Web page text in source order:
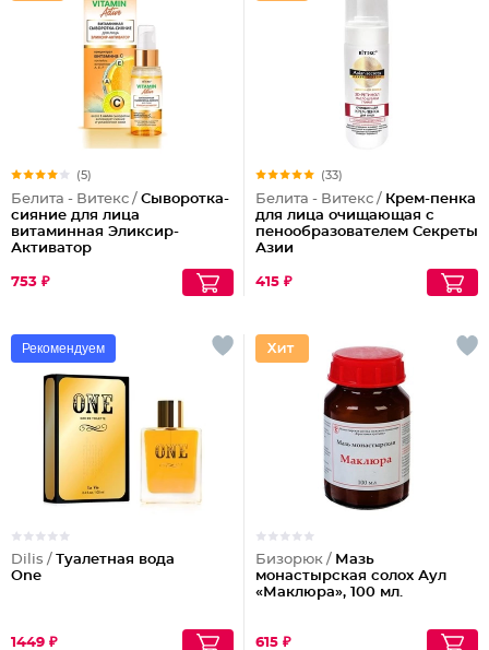
(5)
Белита - Витекс / Сыворотка-
сияние для лица
витаминная Эликсир-
Активатор
753 ₽
(33)
Белита - Витекс / Крем-пенка
для лица очищающая с
пенообразователем Секреты
Азии
415 ₽
Рекомендуем
Dilis / Туалетная вода
One
1449 ₽
Бизорюк / Мазь
монастырская солох Аул
«Маклюра», 100 мл.
615 ₽